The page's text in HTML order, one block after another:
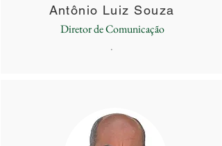
Antônio Luiz Souza
Diretor de Comunicação
.